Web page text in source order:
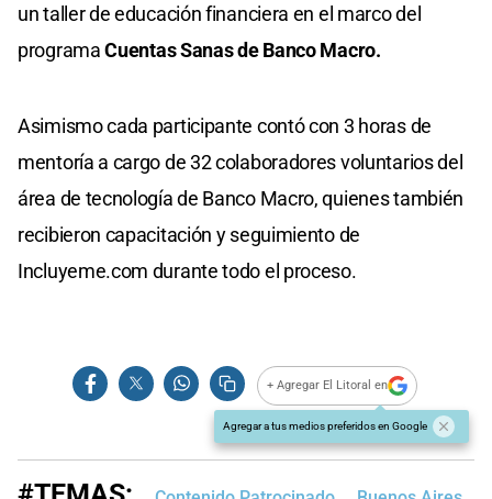
un taller de educación financiera en el marco del
programaCuentas Sanas de Banco Macro.
Asimismo cada participante contó con 3 horas de
mentoría a cargo de 32 colaboradores voluntarios del
área de tecnología de Banco Macro, quienes también
recibieron capacitación y seguimiento de
Incluyeme.com durante todo el proceso.
+ Agregar El Litoral en
Agregar a tus medios preferidos en Google